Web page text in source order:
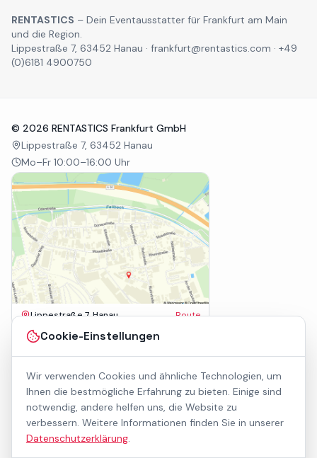
Cookie-Einstellungen
Wir verwenden Cookies und ähnliche Technologien, um
Ihnen die bestmögliche Erfahrung zu bieten. Einige sind
notwendig, andere helfen uns, die Website zu
verbessern. Weitere Informationen finden Sie in unserer
Datenschutzerklärung.
RENTASTICS – Dein Eventausstatter für Frankfurt am Main
und die Region.
Lippestraße 7, 63452 Hanau · frankfurt@rentastics.com · +49
(0)6181 4900750
© 2026 RENTASTICS Frankfurt GmbH
Lippestraße 7, 63452 Hanau
Mo–Fr 10:00–16:00 Uhr
Lippestraße 7, Hanau Route
Impressum
Barrierefreiheit
Kontakt
Mietbedingungen
Cookie-Einstellungen
Über uns